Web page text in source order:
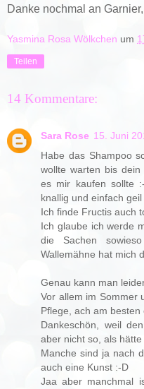
Danke nochmal an
Yasmina Rosa Wölkchen um
Teilen
14 Kommentare:
Sara Rose 15. Juni
Habe das Shampoo
wollte warten bis
es mir kaufen sollte
knallig und einfach
Ich finde Fructis auch
Ich glaube ich werde
die Sachen
Wallemähne hat mich
Genau kann man
Vor allem im Sommer
Pflege, ach am
Dankeschön, weil
aber nicht so, als
Manche sind ja nach
auch eine Kunst :-D
Jaa aber manchmal